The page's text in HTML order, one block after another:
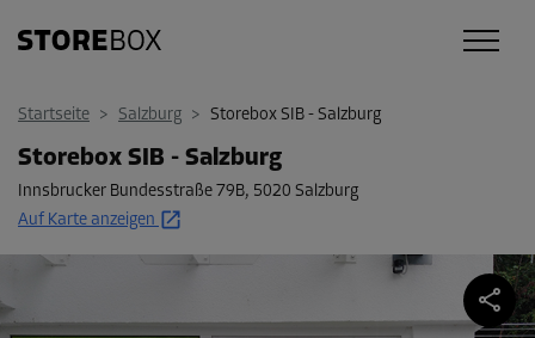
Startseite > Salzburg > Storebox SIB - Salzburg
Storebox SIB - Salzburg
Innsbrucker Bundesstraße 79B, 5020 Salzburg
Auf Karte anzeigen